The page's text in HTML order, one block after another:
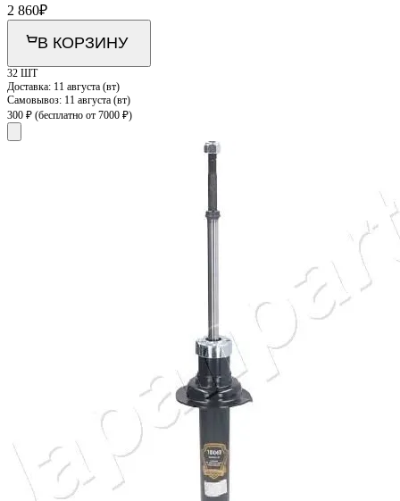
2 860₽
В КОРЗИНУ
32 ШТ
Доставка: 11 августа (вт)
Самовывоз: 11 августа (вт)
300 ₽ (бесплатно от 7000 ₽)